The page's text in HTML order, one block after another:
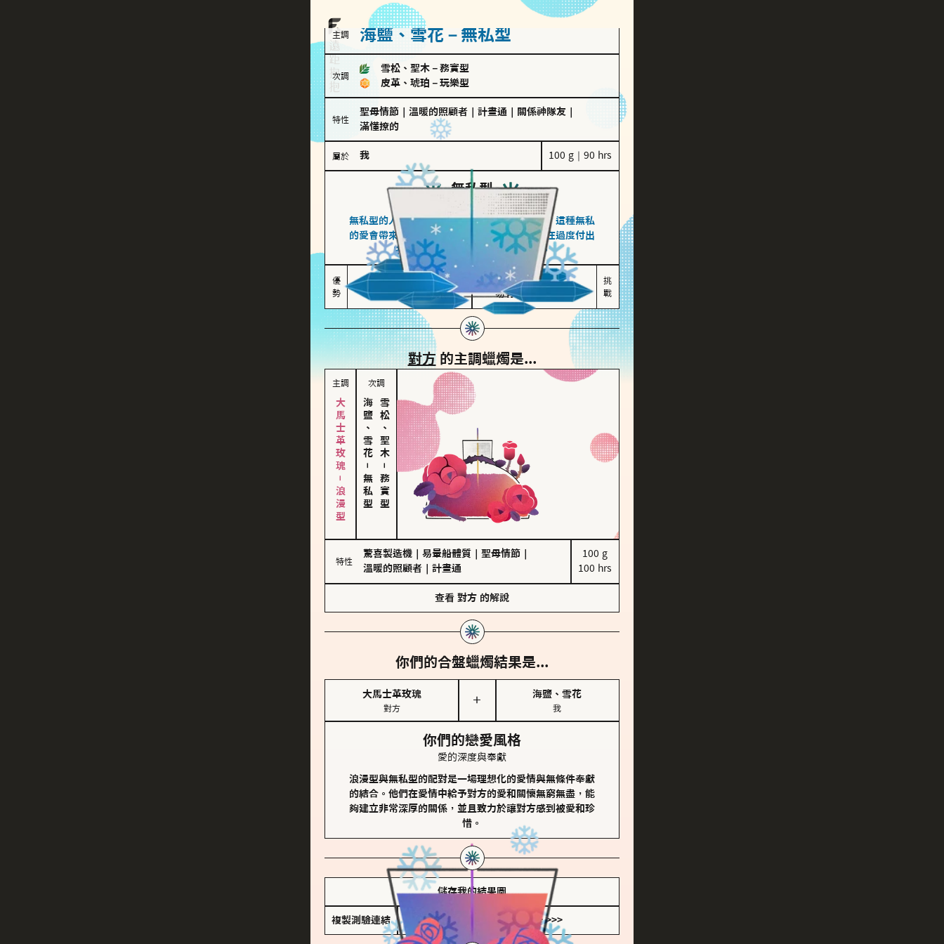
主調 海鹽、雪花－無私型
次調
雪松、聖木 － 務實型
皮革、琥珀 － 玩樂型
特性
聖母情節 溫暖的照顧者 計畫通 關係神隊友
滿懂撩的
屬於 我 100 g｜90 hrs
無私型
海鹽、雪花
無私型的人傾向用心呵護、滿足另一半的需求，這種無私
的愛會帶來緊密的關係連結，但也可能讓他們在過度付出
中迷失自我，忽略自己真正的需求。
優
勢
無私奉獻
讓伴侶感受到關懷
較難設立界線
易有強烈情感依賴
挑
戰
對方的主調蠟燭是...
主調
大馬士革玫瑰－浪漫型
次調
海鹽、雪花
－
無私型
雪松、聖木
－
務實型
特性
驚喜製造機 易暈船體質 聖母情節
溫暖的照顧者
計畫通
100 g
100 hrs
查看 對方 的解說
你們的合盤蠟燭結果是...
大馬士革玫瑰
對方
＋
海鹽、雪花
我
你們的戀愛風格
愛的深度與奉獻
浪漫型與無私型的配對是一場理想化的愛情與無條件奉獻
的結合。他們在愛情中給予對方的愛和關懷無窮無盡，能
夠建立非常深厚的關係，並且致力於讓對方感到被愛和珍
惜。
儲存我的結果圖
複製測驗連結 查看香氛類型全解析 >>>